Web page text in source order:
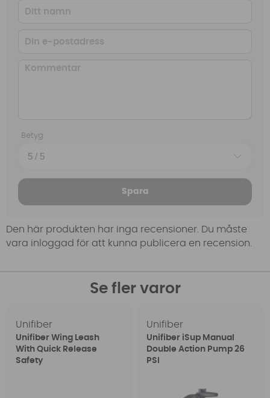
Betyg
Spara
Den här produkten har inga recensioner. Du måste
vara inloggad för att kunna publicera en recension.
Se fler varor
Unifiber
Unifiber Wing Leash
With Quick Release
Safety
Unifiber
Unifiber iSup Manual
Double Action Pump 26
PSI